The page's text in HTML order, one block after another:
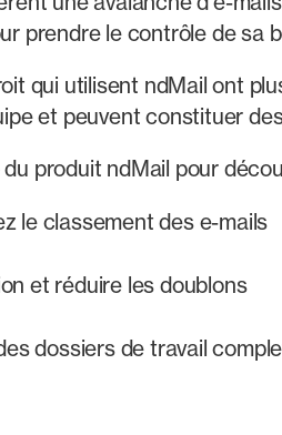
prendre le contrôle de sa
qui utilisent ndMail ont
et peuvent constituer
produit ndMail pour
le classement des e-mails
et réduire les doublons
dossiers de travail